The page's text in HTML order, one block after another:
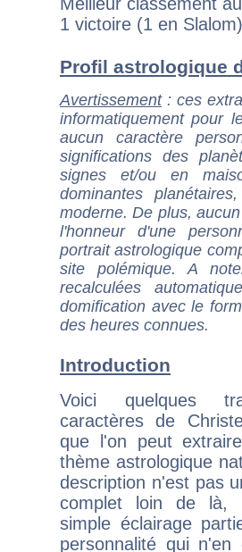
1 victoire (1 en Slalom)
Profil astrologique
Avertissement: ces
informatiquement pour
aucun caractère
significations des
signes et/ou en
dominantes
moderne. De plus,
l'honneur d'une
portrait astrologique
site polémique. A
recalculées
domification avec le
des heures connues.
Introduction
Voici quelques
caractères de
que l'on peut
thème astrologique
description n'est pas
complet loin de là,
simple éclairage
personnalité qui n'en